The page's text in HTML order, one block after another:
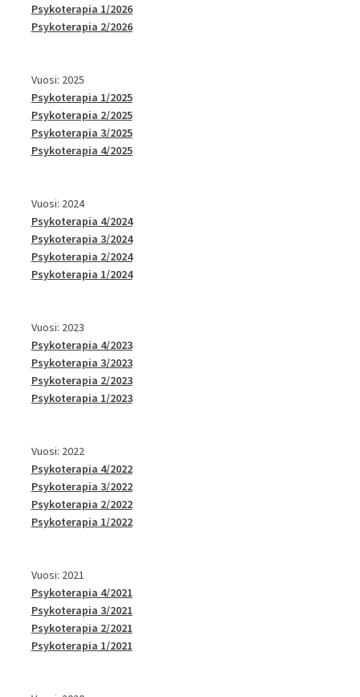
Psykoterapia 1/2026
Psykoterapia 2/2026
Vuosi: 2025
Psykoterapia 1/2025
Psykoterapia 2/2025
Psykoterapia 3/2025
Psykoterapia 4/2025
Vuosi: 2024
Psykoterapia 4/2024
Psykoterapia 3/2024
Psykoterapia 2/2024
Psykoterapia 1/2024
Vuosi: 2023
Psykoterapia 4/2023
Psykoterapia 3/2023
Psykoterapia 2/2023
Psykoterapia 1/2023
Vuosi: 2022
Psykoterapia 4/2022
Psykoterapia 3/2022
Psykoterapia 2/2022
Psykoterapia 1/2022
Vuosi: 2021
Psykoterapia 4/2021
Psykoterapia 3/2021
Psykoterapia 2/2021
Psykoterapia 1/2021